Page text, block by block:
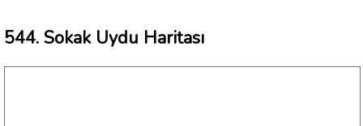
544. Sokak Uydu Haritası